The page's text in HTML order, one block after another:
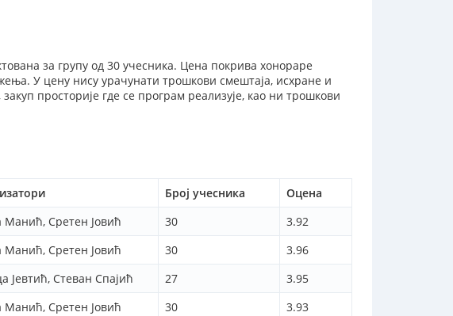
за групу од 30 учесника. Цена покрива хонораре
У цену нису урачунати трошкови смештаја, исхране и
просторије где се програм реализује, као ни трошкови
Број учесника Оцена
Манић, Сретен Јовић 30
3.92
Манић, Сретен Јовић 30
3.96
Јевтић, Стеван Спајић 27
3.95
Манић, Сретен Јовић 30
3.93